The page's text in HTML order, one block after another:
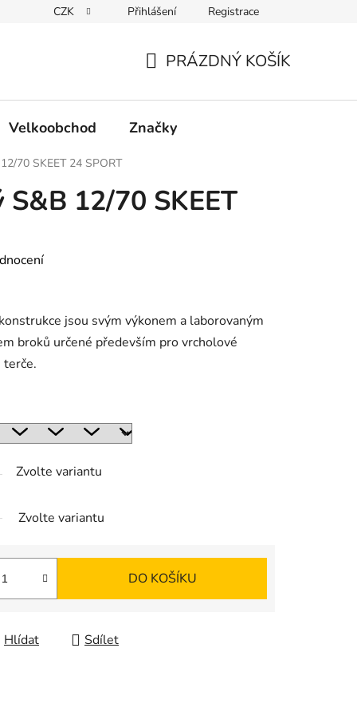
Podmínky ochrany osobních údajů
CZK Přihlášení Registrace
KOŠÍK
PRÁZDNÝ KOŠÍK
Velkoobchod Značky
70 SKEET 24 SPORT
12/70 SKEET
jsou svým výkonem a laborovaným
broků určené především pro vrcholové
terče.
Zvolte variantu
Zvolte variantu
DO KOŠÍKU
Hlídat Sdílet